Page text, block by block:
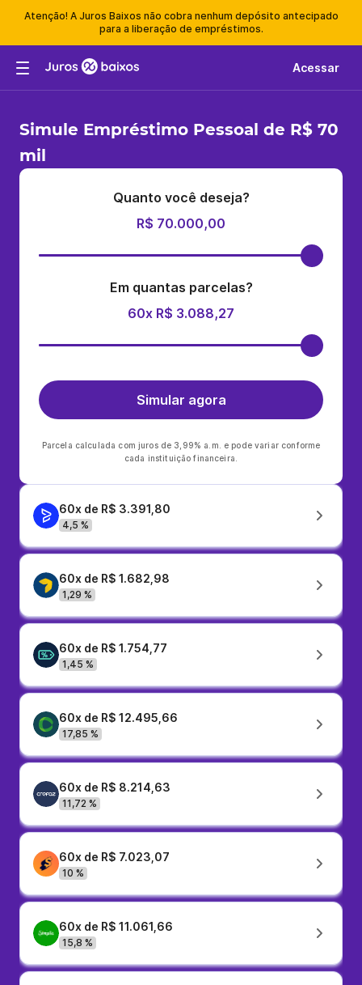
Atenção! A Juros Baixos não cobra nenhum depósito antecipado
para a liberação de empréstimos.
Acessar
Simule Empréstimo Pessoal de R$ 70
mil
Quanto você deseja?
R$ 70.000,00
Em quantas parcelas?
60x R$ 3.088,27
Simular agora
Parcela calculada com juros de 3,99% a.m. e pode variar conforme
cada instituição financeira.
60x de R$ 3.391,80
4,5 %
60x de R$ 1.682,98
1,29 %
60x de R$ 1.754,77
1,45 %
60x de R$ 12.495,66
17,85 %
60x de R$ 8.214,63
11,72 %
60x de R$ 7.023,07
10 %
60x de R$ 11.061,66
15,8 %